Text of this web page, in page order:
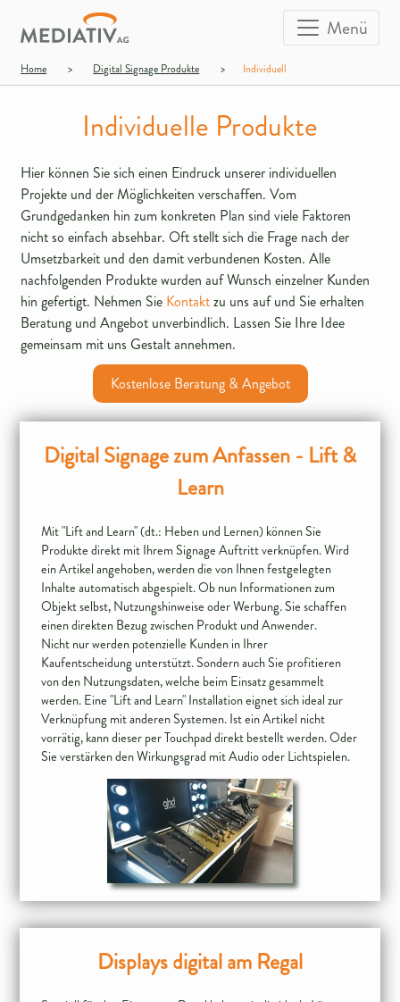
Menü
Home > Digital Signage Produkte > Individuell
Individuelle Produkte
Hier können Sie sich einen Eindruck unserer individuellen
Projekte und der Möglichkeiten verschaffen. Vom
Grundgedanken hin zum konkreten Plan sind viele Faktoren
nicht so einfach absehbar. Oft stellt sich die Frage nach der
Umsetzbarkeit und den damit verbundenen Kosten. Alle
nachfolgenden Produkte wurden auf Wunsch einzelner Kunden
hin gefertigt. Nehmen Sie Kontaktzu uns auf und Sie erhalten
Beratung und Angebot unverbindlich. Lassen Sie Ihre Idee
gemeinsam mit uns Gestalt annehmen.
Kostenlose Beratung & Angebot
Digital Signage zum Anfassen - Lift &
Learn
Mit "Lift and Learn" (dt.: Heben und Lernen) können Sie
Produkte direkt mit Ihrem Signage Auftritt verknüpfen. Wird
ein Artikel angehoben, werden die von Ihnen festgelegten
Inhalte automatisch abgespielt. Ob nun Informationen zum
Objekt selbst, Nutzungshinweise oder Werbung. Sie schaffen
einen direkten Bezug zwischen Produkt und Anwender.
Nicht nur werden potenzielle Kunden in Ihrer
Kaufentscheidung unterstützt. Sondern auch Sie profitieren
von den Nutzungsdaten, welche beim Einsatz gesammelt
werden. Eine "Lift and Learn" Installation eignet sich ideal zur
Verknüpfung mit anderen Systemen. Ist ein Artikel nicht
vorrätig, kann dieser per Touchpad direkt bestellt werden. Oder
Sie verstärken den Wirkungsgrad mit Audio oder Lichtspielen.
Displays digital am Regal